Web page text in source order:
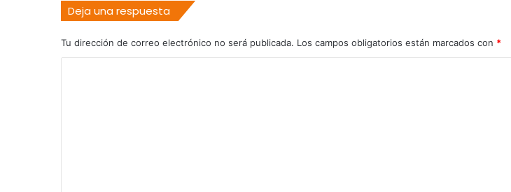
Deja una respuesta
Tu dirección de correo electrónico no será publicada. Los campos obligatorios están marcados con *